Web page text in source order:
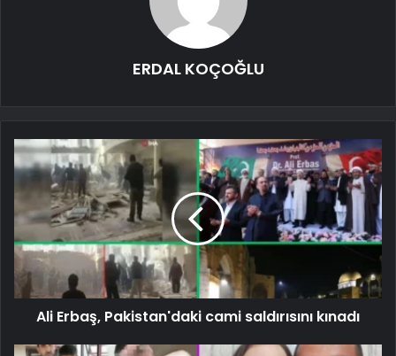
ERDAL KOÇOĞLU
Ali Erbaş, Pakistan'daki cami saldırısını kınadı